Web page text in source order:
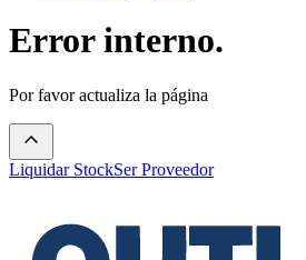
Error interno.
Por favor actualiza la página
Liquidar StockSer Proveedor